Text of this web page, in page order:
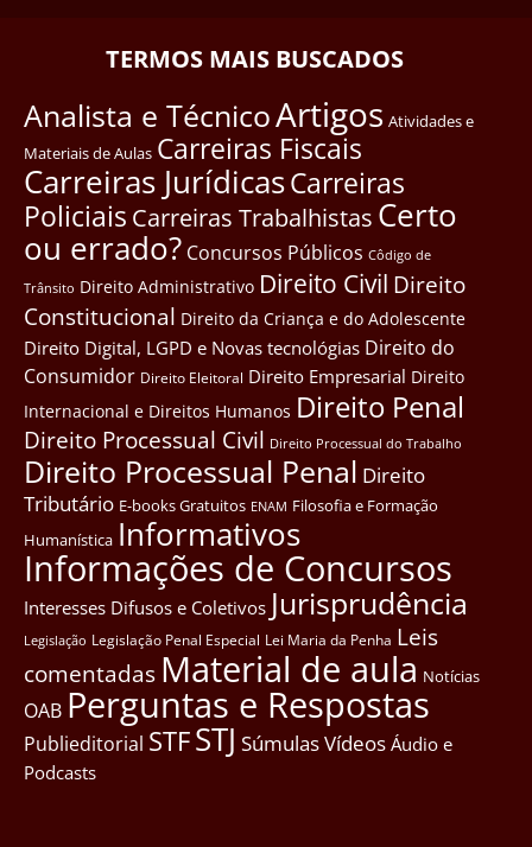
TERMOS MAIS BUSCADOS
Analista e TécnicoArtigos Atividades e
Materiais de Aulas Carreiras Fiscais
Carreiras JurídicasCarreiras
Policiais Carreiras Trabalhistas Certo
ou errado? Concursos Públicos Côdigo de
Trânsito Direito Administrativo Direito Civil Direito
Constitucional Direito da Criança e do Adolescente
Direito Digital, LGPD e Novas tecnológias Direito do
Consumidor Direito Eleitoral Direito Empresarial Direito
Internacional e Direitos Humanos Direito Penal
Direito Processual Civil Direito Processual do Trabalho
Direito Processual Penal Direito
Tributário E-books Gratuitos ENAM Filosofia e Formação
Humanística Informativos
Informações de Concursos
Interesses Difusos e Coletivos Jurisprudência
Legislação Legislação Penal Especial Lei Maria da Penha Leis
comentadas Material de aula Notícias
OAB Perguntas e Respostas
Publieditorial STFSTJ SúmulasVídeos Áudio e
Podcasts